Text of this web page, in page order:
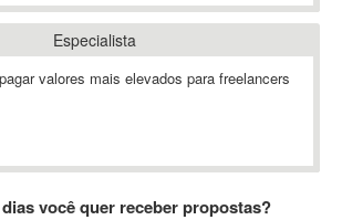
Especialista
valores mais elevados para freelancers
você quer receber propostas?